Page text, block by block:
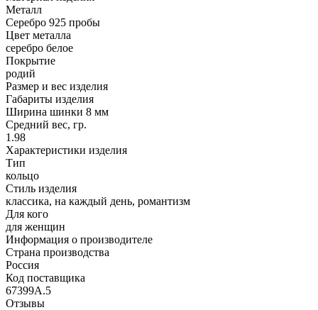
Металл
Серебро 925 пробы
Цвет металла
серебро белое
Покрытие
родий
Размер и вес изделия
Габариты изделия
Ширина шинки 8 мм
Средний вес, гр.
1.98
Характеристики изделия
Тип
кольцо
Стиль изделия
классика, на каждый день, романтизм
Для кого
для женщин
Информация о производителе
Страна производства
Россия
Код поставщика
67399А.5
Отзывы